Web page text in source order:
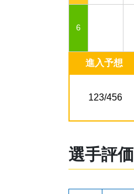
6
進入予想
123/456
選手評価